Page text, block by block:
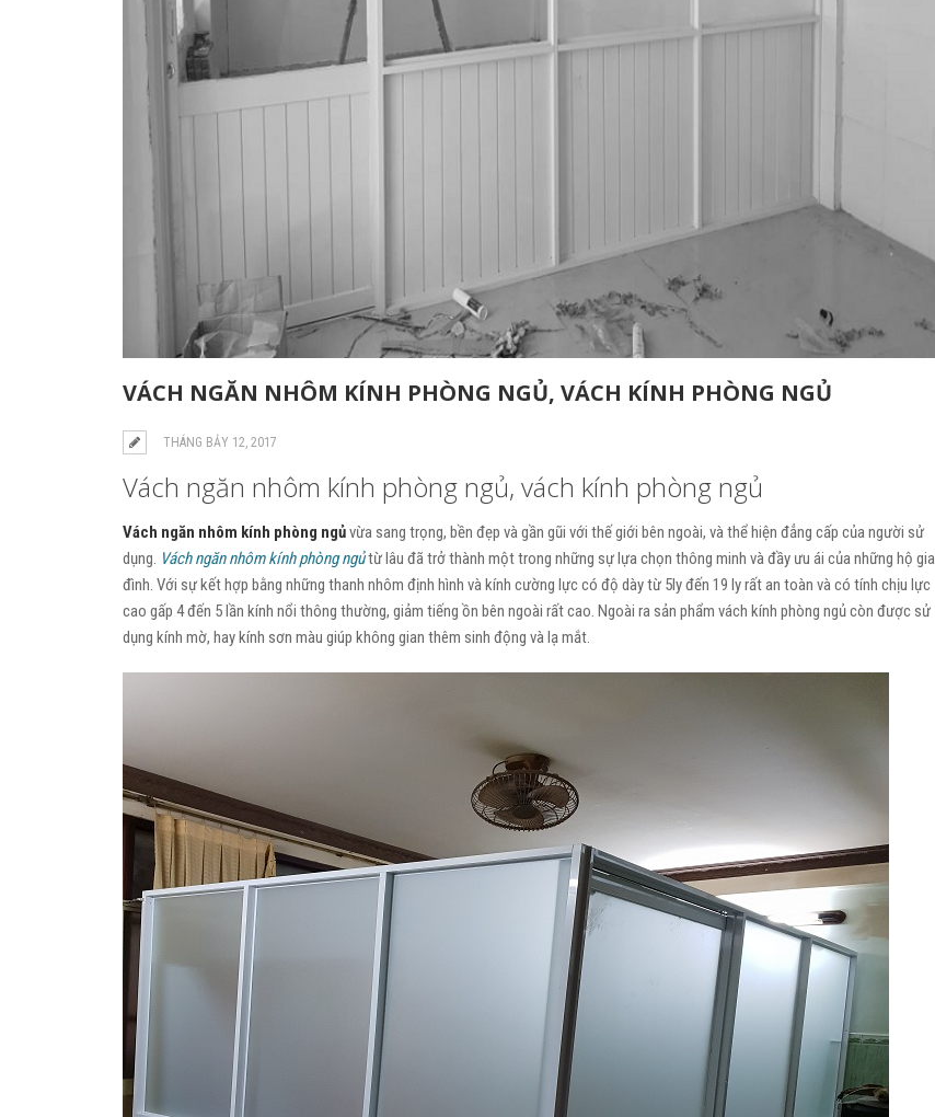
VÁCH NGĂN NHÔM KÍNH PHÒNG NGỦ, VÁCH KÍNH PHÒNG NGỦ
THÁNG BẢY 12, 2017
Vách ngăn nhôm kính phòng ngủ, vách kính phòng ngủ
Vách ngăn nhôm kính phòng ngủvừa sang trọng, bền đẹp và gần gũi với thế giới bên ngoài, và thể hiện đẳng cấp của người sử
dụng. Vách ngăn nhôm kính phòng ngủtừ lâu đã trở thành một trong những sự lựa chọn thông minh và đầy ưu ái của những hộ gia
đình. Với sự kết hợp bằng những thanh nhôm định hình và kính cường lực có độ dày từ 5ly đến 19 ly rất an toàn và có tính chịu lực
cao gấp 4 đến 5 lần kính nổi thông thường, giảm tiếng ồn bên ngoài rất cao. Ngoài ra sản phẩm vách kính phòng ngủ còn được sử
dụng kính mờ, hay kính sơn màu giúp không gian thêm sinh động và lạ mắt.